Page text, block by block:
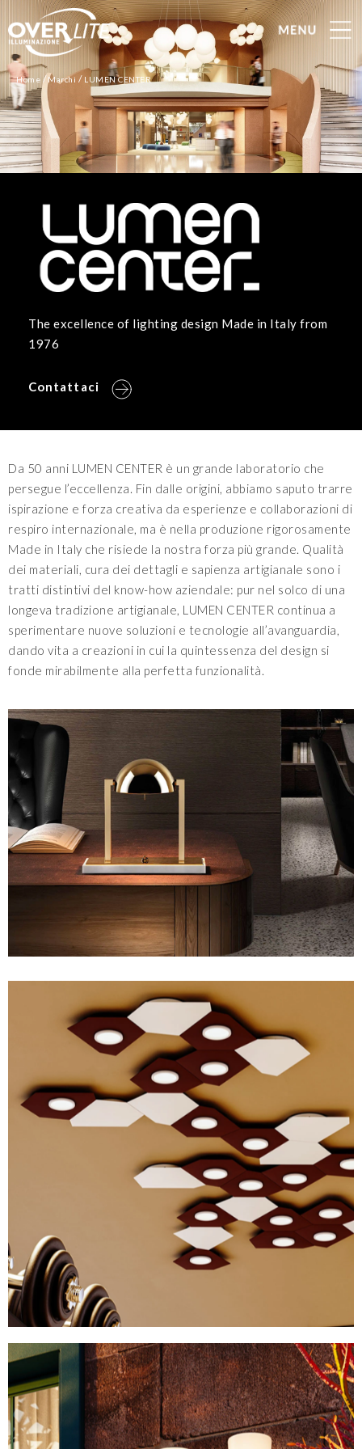
Home /Marchi / LUMEN CENTER
The excellence of lighting design Made in Italy from
1976
Contattaci
Da 50 anni LUMEN CENTER è un grande laboratorio che
persegue l’eccellenza. Fin dalle origini, abbiamo saputo trarre
ispirazione e forza creativa da esperienze e collaborazioni di
respiro internazionale, ma è nella produzione rigorosamente
Made in Italy che risiede la nostra forza più grande. Qualità
dei materiali, cura dei dettagli e sapienza artigianale sono i
tratti distintivi del know-how aziendale: pur nel solco di una
longeva tradizione artigianale, LUMEN CENTER continua a
sperimentare nuove soluzioni e tecnologie all’avanguardia,
dando vita a creazioni in cui la quintessenza del design si
fonde mirabilmente alla perfetta funzionalità.